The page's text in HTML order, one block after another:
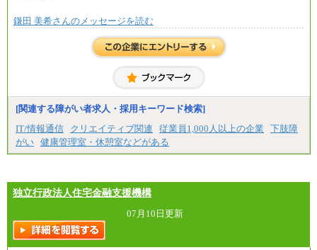
中途：
※経験、能力を考慮の上、当社規定により優遇
※自己成長支援金(10,000円）を含む
※別途、Workstyle支援金(月額4,000円）
鎌田 美希さんのメッセージを読む
[関連する障がい者求人・採用キーワード検索]
IT/情報通信
クリエイティブ関連 従業員1,000人以上の企業
下肢障
がい 健康管理室・休憩室などがある
独立行政法人住宅金融支援機構
07月10日更新